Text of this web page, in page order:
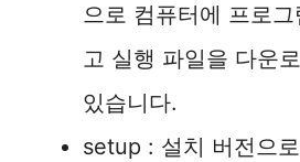
으로 컴퓨터에 프로
고 실행 파일을 다운
있습니다.
setup : 설치 버전으